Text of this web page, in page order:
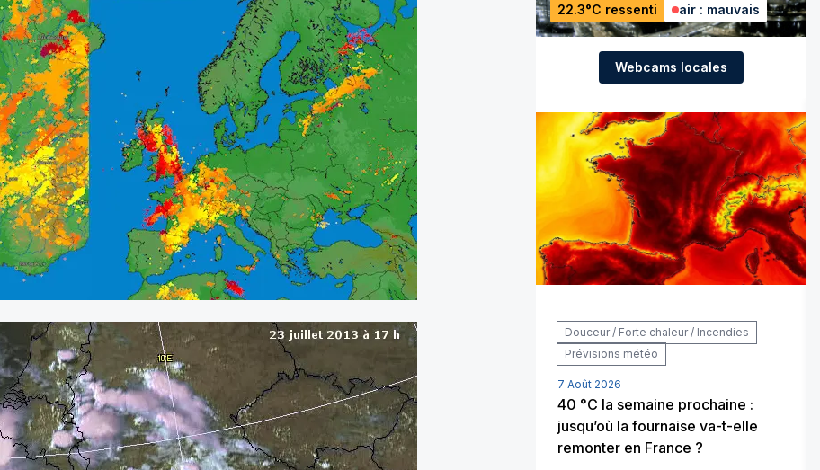
22.3°C ressenti air : mauvais
Webcams locales
Douceur / Forte chaleur / Incendies
Prévisions météo
7 Août 2026
40 °C la semaine prochaine :
jusqu’où la fournaise va-t-elle
remonter en France ?